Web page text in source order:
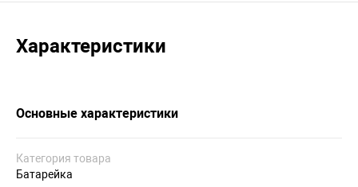
Характеристики
Основные характеристики
Категория товара
Батарейка